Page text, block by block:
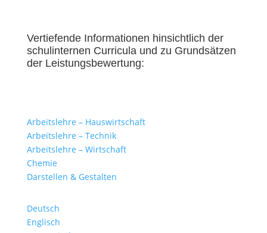
Vertiefende Informationen hinsichtlich der
schulinternen Curricula und zu Grundsätzen
der Leistungsbewertung:
Arbeitslehre – Hauswirtschaft
Arbeitslehre – Technik
Arbeitslehre – Wirtschaft
Chemie
Darstellen & Gestalten
Deutsch
Englisch